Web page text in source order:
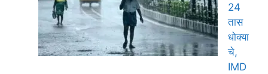
24
तास
धोक्या
चे,
IMD